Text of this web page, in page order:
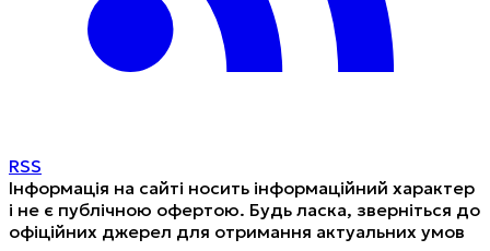
RSS
Інформація на сайті носить інформаційний характер
і не є публічною офертою. Будь ласка, зверніться до
офіційних джерел для отримання актуальних умов